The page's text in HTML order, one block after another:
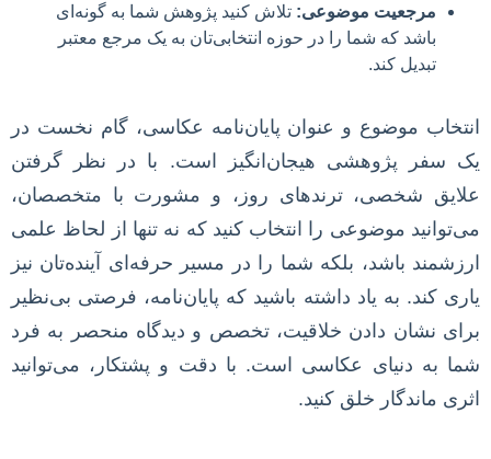
مرجعیت موضوعی: تلاش کنید پژوهش شما به گونه‌ای
باشد که شما را در حوزه انتخابی‌تان به یک مرجع معتبر
تبدیل کند.
انتخاب موضوع و عنوان پایان‌نامه عکاسی، گام نخست در
یک سفر پژوهشی هیجان‌انگیز است. با در نظر گرفتن
علایق شخصی، ترندهای روز، و مشورت با متخصصان،
می‌توانید موضوعی را انتخاب کنید که نه تنها از لحاظ علمی
ارزشمند باشد، بلکه شما را در مسیر حرفه‌ای آینده‌تان نیز
یاری کند. به یاد داشته باشید که پایان‌نامه، فرصتی بی‌نظیر
برای نشان دادن خلاقیت، تخصص و دیدگاه منحصر به فرد
شما به دنیای عکاسی است. با دقت و پشتکار، می‌توانید
اثری ماندگار خلق کنید.